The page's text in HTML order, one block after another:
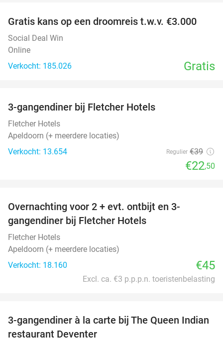
Gratis kans op een droomreis t.w.v. €3.000
Social Deal Win
Online
Verkocht: 185.026
Gratis
3-gangendiner bij Fletcher Hotels
Fletcher Hotels
Apeldoorn (+ meerdere locaties)
Verkocht: 13.654
Regulier €39
€22,50
Overnachting voor 2 + evt. ontbijt en 3-
gangendiner bij Fletcher Hotels
Fletcher Hotels
Apeldoorn (+ meerdere locaties)
Verkocht: 18.160
€45
Excl. ca. €3 p.p.p.n. toeristenbelasting
20%
3-gangendiner à la carte bij The Queen Indian
restaurant Deventer